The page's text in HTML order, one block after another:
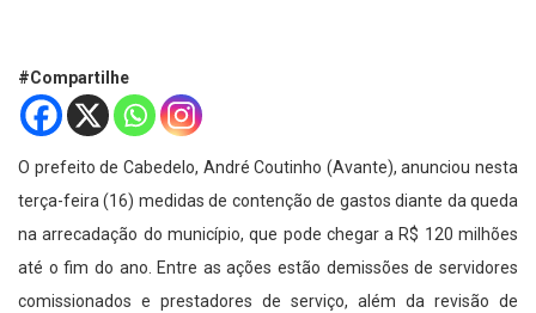
#Compartilhe
O prefeito de Cabedelo, André Coutinho (Avante), anunciou nesta
terça-feira (16) medidas de contenção de gastos diante da queda
na arrecadação do município, que pode chegar a R$ 120 milhões
até o fim do ano. Entre as ações estão demissões de servidores
comissionados e prestadores de serviço, além da revisão de